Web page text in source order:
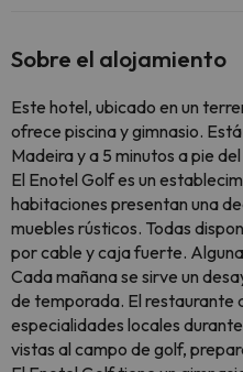
Sobre el alojamiento
Este hotel, ubicado en un
ofrece piscina y gimnasio.
Madeira y a 5 minutos a pie
El Enotel Golf es un
habitaciones presentan una
muebles rústicos. Todas
por cable y caja fuerte.
Cada mañana se sirve un
de temporada. El restaurante
especialidades locales
vistas al campo de golf,